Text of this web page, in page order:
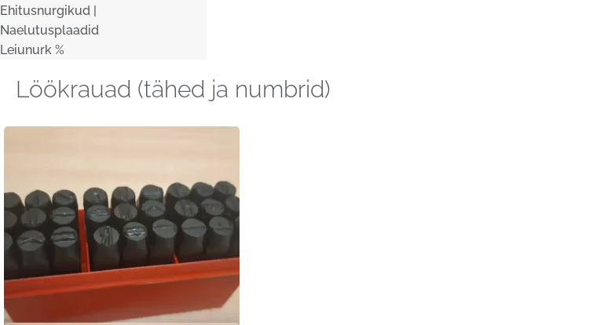
Ehitusnurgikud |
Naelutusplaadid
Leiunurk %
Löökrauad (tähed ja numbrid)